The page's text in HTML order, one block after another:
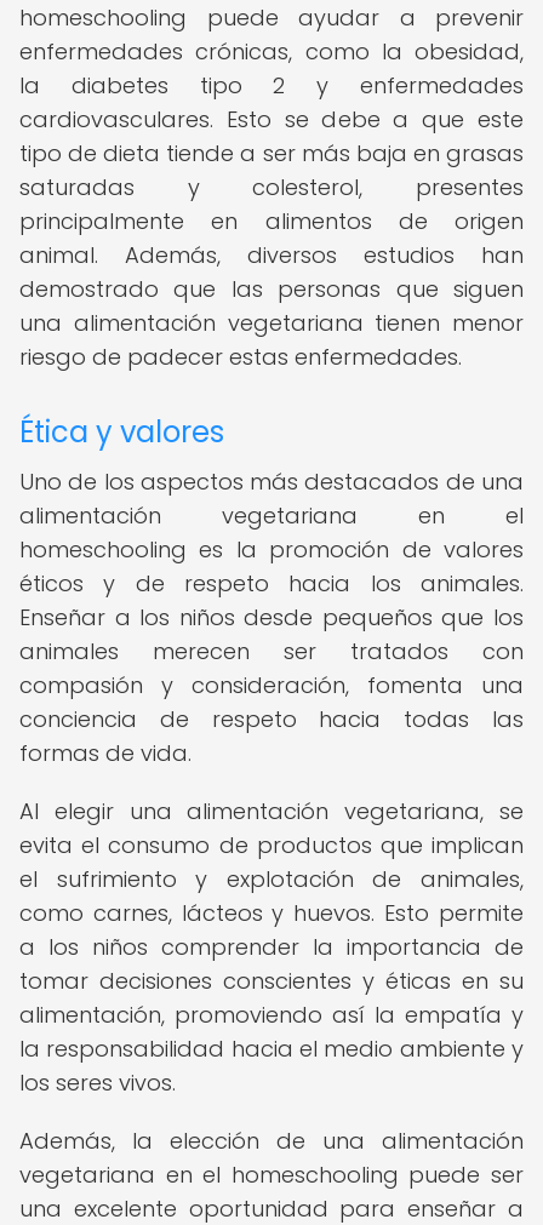
homeschooling puede ayudar a prevenir
enfermedades crónicas, como la obesidad,
la diabetes tipo 2 y enfermedades
cardiovasculares. Esto se debe a que este
tipo de dieta tiende a ser más baja en grasas
saturadas y colesterol, presentes
principalmente en alimentos de origen
animal. Además, diversos estudios han
demostrado que las personas que siguen
una alimentación vegetariana tienen menor
riesgo de padecer estas enfermedades.
Ética y valores
Uno de los aspectos más destacados de una
alimentación vegetariana en el
homeschooling es la promoción de valores
éticos y de respeto hacia los animales.
Enseñar a los niños desde pequeños que los
animales merecen ser tratados con
compasión y consideración, fomenta una
conciencia de respeto hacia todas las
formas de vida.
Al elegir una alimentación vegetariana, se
evita el consumo de productos que implican
el sufrimiento y explotación de animales,
como carnes, lácteos y huevos. Esto permite
a los niños comprender la importancia de
tomar decisiones conscientes y éticas en su
alimentación, promoviendo así la empatía y
la responsabilidad hacia el medio ambiente y
los seres vivos.
Además, la elección de una alimentación
vegetariana en el homeschooling puede ser
una excelente oportunidad para enseñar a